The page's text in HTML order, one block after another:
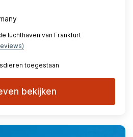
luchthaven van Frankfurt
toegestaan
bekijken